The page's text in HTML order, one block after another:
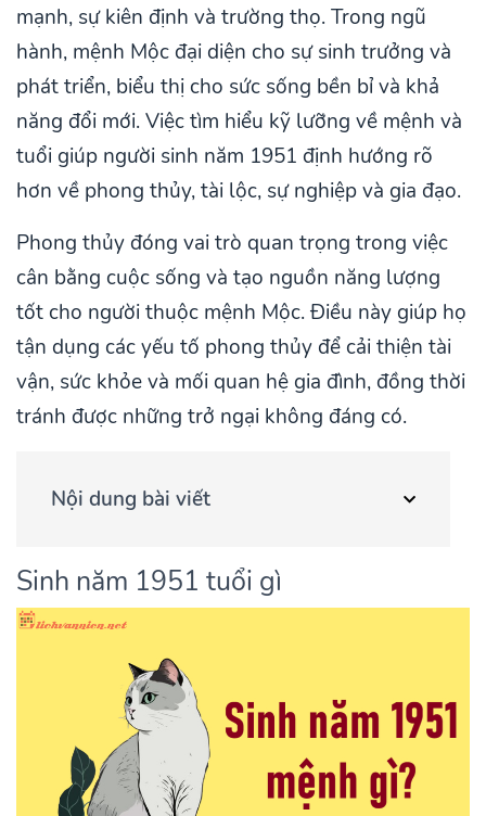
mạnh, sự kiên định và trường thọ. Trong ngũ
hành, mệnh Mộc đại diện cho sự sinh trưởng và
phát triển, biểu thị cho sức sống bền bỉ và khả
năng đổi mới. Việc tìm hiểu kỹ lưỡng về mệnh và
tuổi giúp người sinh năm 1951 định hướng rõ
hơn về phong thủy, tài lộc, sự nghiệp và gia đạo.
Phong thủy đóng vai trò quan trọng trong việc
cân bằng cuộc sống và tạo nguồn năng lượng
tốt cho người thuộc mệnh Mộc. Điều này giúp họ
tận dụng các yếu tố phong thủy để cải thiện tài
vận, sức khỏe và mối quan hệ gia đình, đồng thời
tránh được những trở ngại không đáng có.
Nội dung bài viết
Sinh năm 1951 tuổi gì